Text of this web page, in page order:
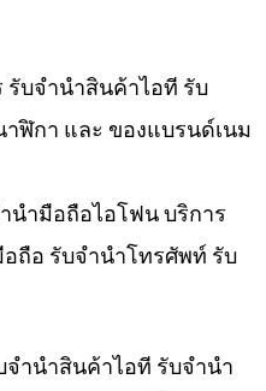
บจำนำสินค้าไอที รับ
ฬิกา และ ของแบรนด์เนม
นำมือถือไอโฟน บริการ
ถือ รับจำนำโทรศัพท์ รับ
จำนำสินค้าไอที รับจำนำ